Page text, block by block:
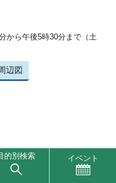
的別検索 イベント
から午後5時30分まで（土
辺図